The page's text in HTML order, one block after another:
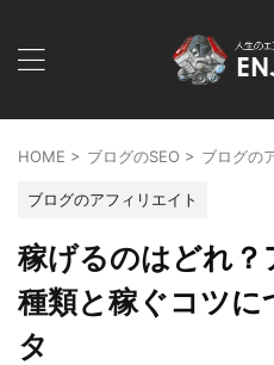
HOME > ブログのSEO > ブログの
ブログのアフィリエイト
稼げるのはどれ
種類と稼ぐコツに
タ